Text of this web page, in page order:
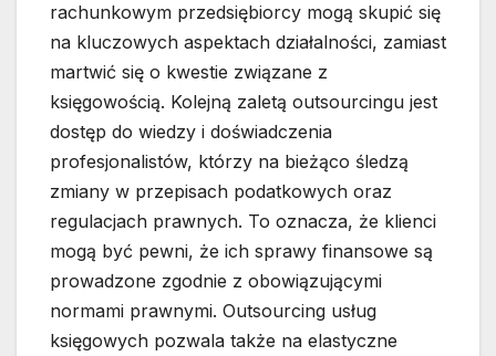
rachunkowym przedsiębiorcy mogą skupić się
na kluczowych aspektach działalności, zamiast
martwić się o kwestie związane z
księgowością. Kolejną zaletą outsourcingu jest
dostęp do wiedzy i doświadczenia
profesjonalistów, którzy na bieżąco śledzą
zmiany w przepisach podatkowych oraz
regulacjach prawnych. To oznacza, że klienci
mogą być pewni, że ich sprawy finansowe są
prowadzone zgodnie z obowiązującymi
normami prawnymi. Outsourcing usług
księgowych pozwala także na elastyczne